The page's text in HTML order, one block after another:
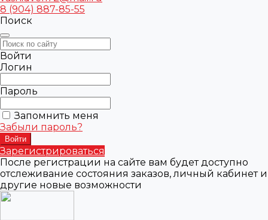
8 (904) 887-85-55
Поиск
Войти
Логин
Пароль
Запомнить меня
Забыли пароль?
Зарегистрироваться
После регистрации на сайте вам будет доступно
отслеживание состояния заказов, личный кабинет и
другие новые возможности